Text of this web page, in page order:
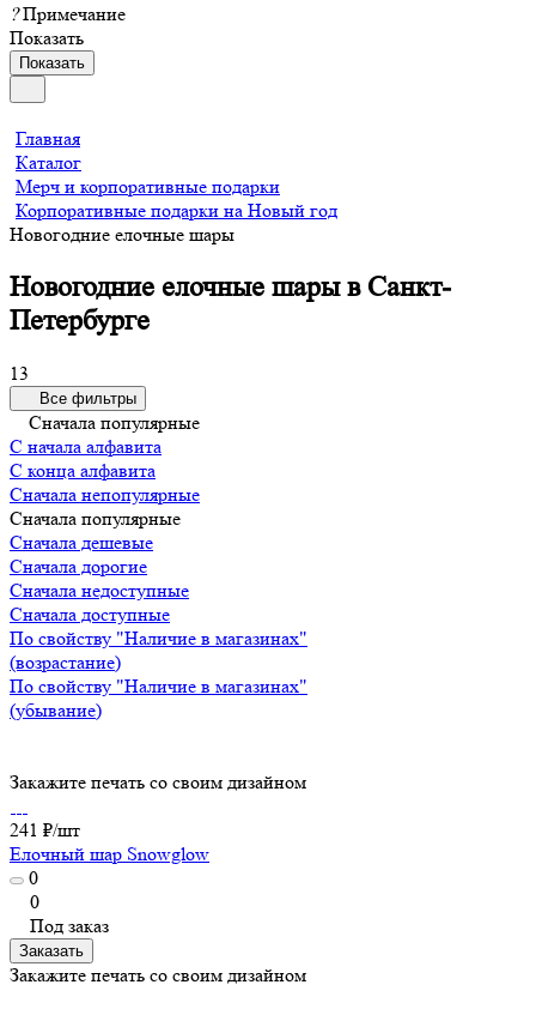
? Примечание
Показать
Показать
Главная
Каталог
Мерч и корпоративные подарки
Корпоративные подарки на Новый год
Новогодние елочные шары
Новогодние елочные шары в Санкт-
Петербурге
13
Все фильтры
Сначала популярные
С начала алфавита
С конца алфавита
Сначала непопулярные
Сначала популярные
Сначала дешевые
Сначала дорогие
Сначала недоступные
Сначала доступные
По свойству "Наличие в магазинах"
(возрастание)
По свойству "Наличие в магазинах"
(убывание)
Закажите печать со своим дизайном
241 ₽/шт
Елочный шар Snowglow
0
0
Под заказ
Заказать
Закажите печать со своим дизайном